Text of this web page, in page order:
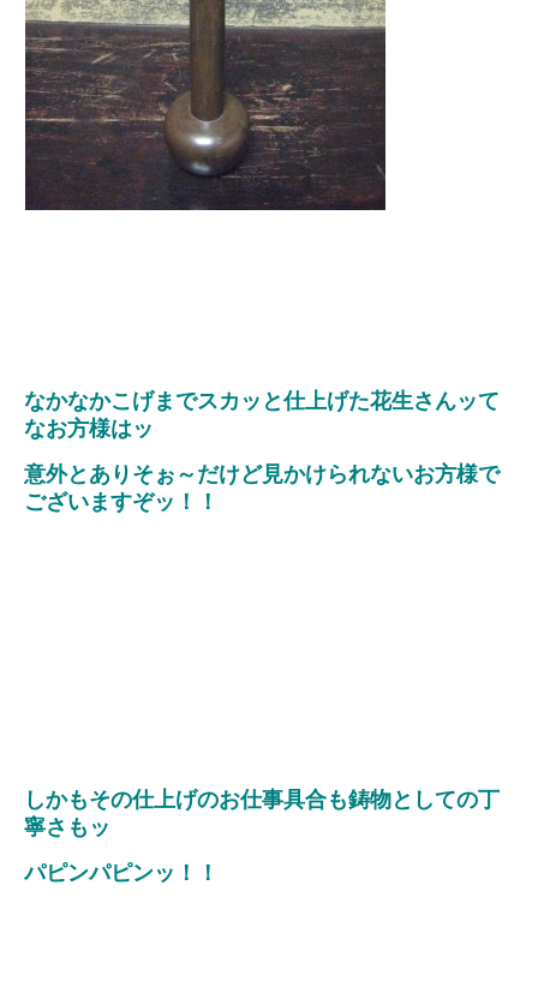
なかなかこげまでスカッと仕上げた花生さんッて
なお方様はッ
意外とありそぉ～だけど見かけられないお方様で
ございますぞッ！！
しかもその仕上げのお仕事具合も鋳物としての丁
寧さもッ
パピンパピンッ！！